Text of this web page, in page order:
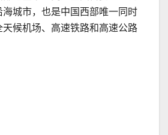
城市，也是中国西部唯一同时
候机场、高速铁路和高速公路